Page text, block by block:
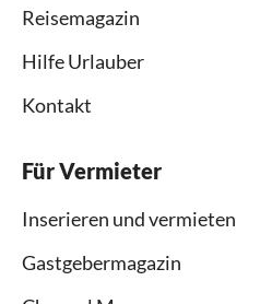
Reisemagazin
Hilfe Urlauber
Kontakt
Für Vermieter
Inserieren und vermieten
Gastgebermagazin